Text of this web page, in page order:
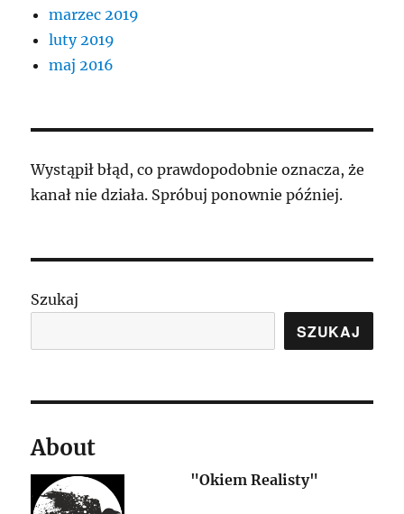
marzec 2019
luty 2019
maj 2016
Wystąpił błąd, co prawdopodobnie oznacza, że
kanał nie działa. Spróbuj ponownie później.
Szukaj
SZUKAJ
About
"Okiem Realisty"